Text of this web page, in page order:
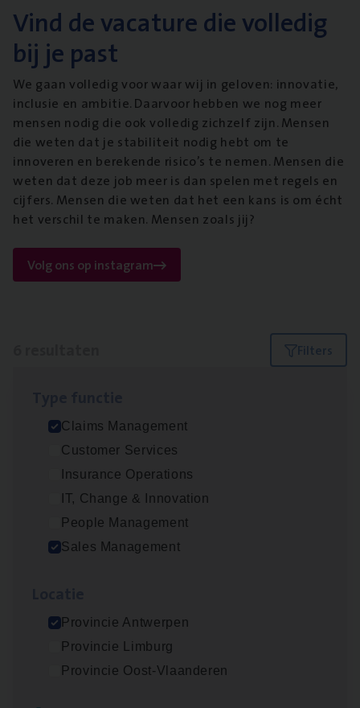
Vind de vacature die volledig
bij je past
We gaan volledig voor waar wij in geloven: innovatie,
inclusie en ambitie. Daarvoor hebben we nog meer
mensen nodig die ook volledig zichzelf zijn. Mensen
die weten dat je stabiliteit nodig hebt om te
innoveren en berekende risico’s te nemen. Mensen die
weten dat deze job meer is dan spelen met regels en
cijfers. Mensen die weten dat het een kans is om écht
het verschil te maken. Mensen zoals jij?
Volg ons op instagram
Filters
Claims Management
Customer Services
Insurance Operations
IT, Change & Innovation
People Management
Sales Management
Provincie Antwerpen
Provincie Limburg
Provincie Oost-Vlaanderen
Busi­ness Mana­ger Mari­ne Cargo
People Management, Sales Management
Antwerpen
Claims­hand­ler Fleet&
Cor­po­ra­te Insu­ran­ce Bro­ker Property